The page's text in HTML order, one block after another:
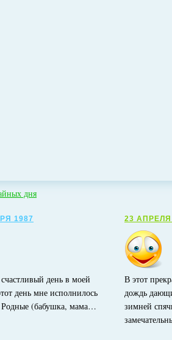
дня
1987
день в моей
день мне исполнилось
Родные (бабушка, мама…
23 АПРЕЛЯ
В этот
дождь
зимней